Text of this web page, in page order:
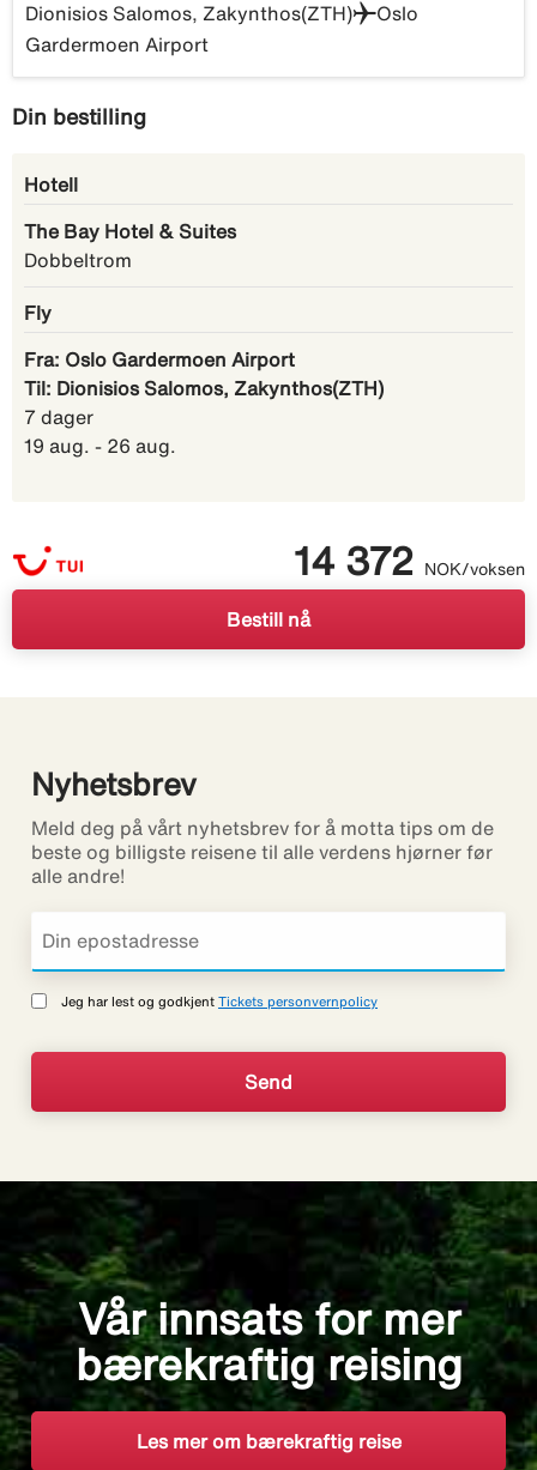
Dionisios Salomos, Zakynthos(ZTH)
Oslo
Gardermoen Airport
Din bestilling
Hotell
The Bay Hotel & Suites
Dobbeltrom
Fly
Fra: Oslo Gardermoen Airport
Til: Dionisios Salomos, Zakynthos(ZTH)
7 dager
19 aug. - 26 aug.
14 372 NOK/voksen
Bestill nå
Nyhetsbrev
Meld deg på vårt nyhetsbrev for å motta tips om de
beste og billigste reisene til alle verdens hjørner før
alle andre!
Jeg har lest og godkjent Tickets personvernpolicy
Vår innsats for mer
bærekraftig reising
Les mer om bærekraftig reise